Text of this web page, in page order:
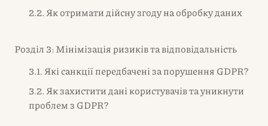
2.2. Як отримати дійсну згоду на обробку даних
Розділ 3: Мінімізація ризиків та відповідальність
3.1. Які санкції передбачені за порушення GDPR?
3.2. Як захистити дані користувачів та уникнути
проблем з GDPR?